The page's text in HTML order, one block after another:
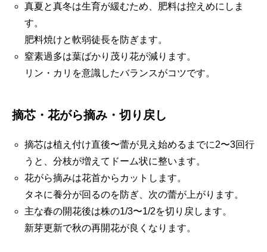
真夏と真冬は生育が緩むため、肥料は控えめにしま
す。
肥料焼けと軟弱徒長を防ぎます。
窒素過多は葉ばかり茂り花が減ります。
リン・カリを意識したバランスがコツです。
摘芯・花がら摘み・切り戻し
摘芯は植え付け直後〜蕾が見え始めるまでに2〜3回行
うと、分枝が増えてドーム状に整います。
花がら摘みは花首からカットします。
タネに養分が回るのを防ぎ、次の蕾が上がります。
主な春の開花後は株の1/3〜1/2を切り戻します。
新芽更新で秋の再開花が良くなります。